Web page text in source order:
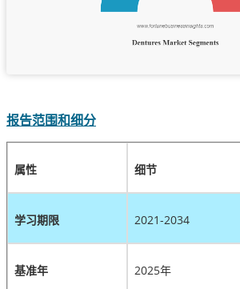
报告范围和细分
属性 细节
学习期限 2021-2034
基准年 2025年